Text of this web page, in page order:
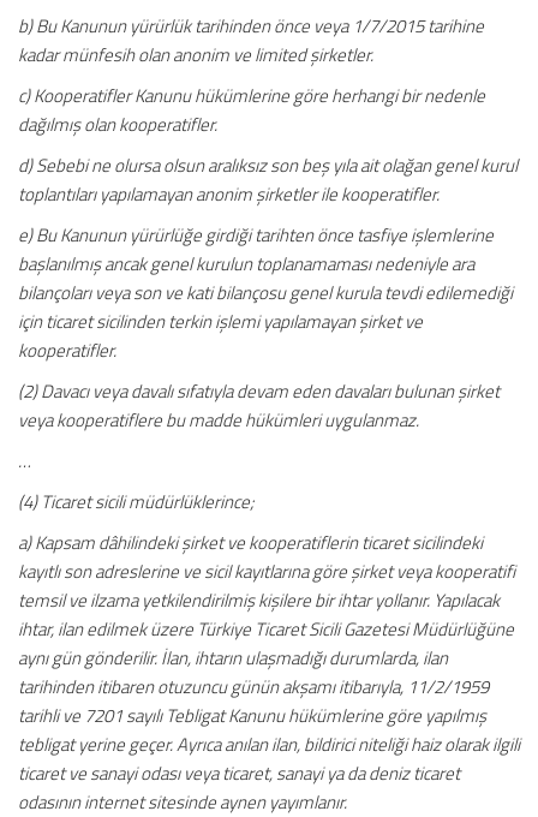
b) Bu Kanunun yürürlük tarihinden önce veya 1/7/2015 tarihine
kadar münfesih olan anonim ve limited şirketler.
c) Kooperatifler Kanunu hükümlerine göre herhangi bir nedenle
dağılmış olan kooperatifler.
d) Sebebi ne olursa olsun aralıksız son beş yıla ait olağan genel kurul
toplantıları yapılamayan anonim şirketler ile kooperatifler.
e) Bu Kanunun yürürlüğe girdiği tarihten önce tasfiye işlemlerine
başlanılmış ancak genel kurulun toplanamaması nedeniyle ara
bilançoları veya son ve kati bilançosu genel kurula tevdi edilemediği
için ticaret sicilinden terkin işlemi yapılamayan şirket ve
kooperatifler.
(2) Davacı veya davalı sıfatıyla devam eden davaları bulunan şirket
veya kooperatiflere bu madde hükümleri uygulanmaz.
…
(4) Ticaret sicili müdürlüklerince;
a) Kapsam dâhilindeki şirket ve kooperatiflerin ticaret sicilindeki
kayıtlı son adreslerine ve sicil kayıtlarına göre şirket veya kooperatifi
temsil ve ilzama yetkilendirilmiş kişilere bir ihtar yollanır. Yapılacak
ihtar, ilan edilmek üzere Türkiye Ticaret Sicili Gazetesi Müdürlüğüne
aynı gün gönderilir. İlan, ihtarın ulaşmadığı durumlarda, ilan
tarihinden itibaren otuzuncu günün akşamı itibarıyla, 11/2/1959
tarihli ve 7201 sayılı Tebligat Kanunu hükümlerine göre yapılmış
tebligat yerine geçer. Ayrıca anılan ilan, bildirici niteliği haiz olarak ilgili
ticaret ve sanayi odası veya ticaret, sanayi ya da deniz ticaret
odasının internet sitesinde aynen yayımlanır.